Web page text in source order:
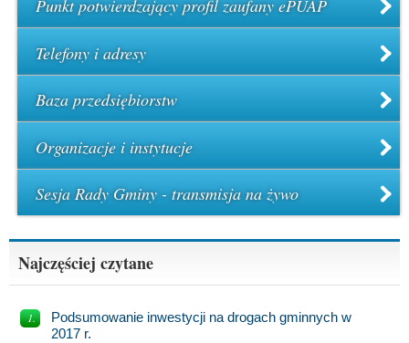
Punkt potwierdzający profil zaufany ePUAP
Telefony i adresy
Baza przedsiębiorstw
Organizacje i instytucje
Sesja Rady Gminy - transmisja na żywo
Najczęściej czytane
Podsumowanie inwestycji na drogach gminnych w
2017 r.